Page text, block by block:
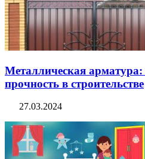
Металлическая арматура:
прочность в строительстве
27.03.2024